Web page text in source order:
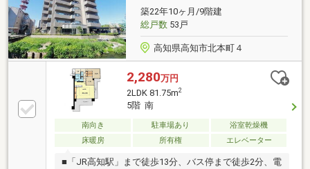
家電まで徒歩圏内で全て揃うから、仕事帰りも安
心。・高知市立江陽小学校（徒歩9分）が近く、子ど
もの通学も安心できる距離。
築22年10ヶ月/9階建
総戸数53戸
高知県高知市北本町４
2,280万円
2LDK 81.75m2
5階 南
南向き 駐車場あり
浴室乾燥機
床暖房
所有権 エレベーター
■「JR高知駅」まで徒歩13分、バス停まで徒歩2分、電